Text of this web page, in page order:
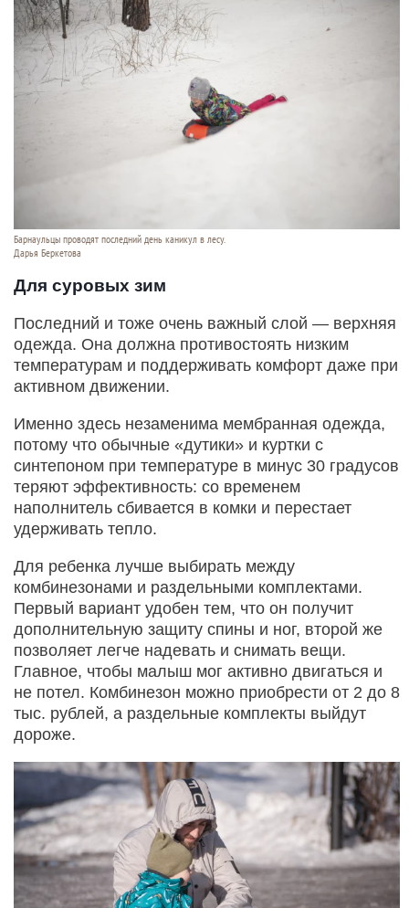
Барнаульцы проводят последний день каникул в лесу.
Дарья Беркетова
Для суровых зим
Последний и тоже очень важный слой — верхняя
одежда. Она должна противостоять низким
температурам и поддерживать комфорт даже при
активном движении.
Именно здесь незаменима мембранная одежда,
потому что обычные «дутики» и куртки с
синтепоном при температуре в минус 30 градусов
теряют эффективность: со временем
наполнитель сбивается в комки и перестает
удерживать тепло.
Для ребенка лучше выбирать между
комбинезонами и раздельными комплектами.
Первый вариант удобен тем, что он получит
дополнительную защиту спины и ног, второй же
позволяет легче надевать и снимать вещи.
Главное, чтобы малыш мог активно двигаться и
не потел. Комбинезон можно приобрести от 2 до 8
тыс. рублей, а раздельные комплекты выйдут
дороже.